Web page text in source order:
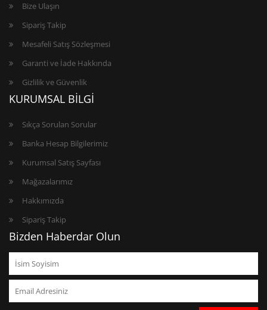
Bize Ulaşın
Sipariş Takip
Mesafeli Satış Sözleşmesi
Garanti ve İade Hakkında
Gizlilik ve Güvenlik
KURUMSAL BİLGİ
Sıkça Sorulan Sorular
Banka Hesap Bilgilerimiz
Kurumsal Satış Sayfası
Mağazalarımız
Hakkımızda
Sipariş Takip
Bizden Haberdar Olun